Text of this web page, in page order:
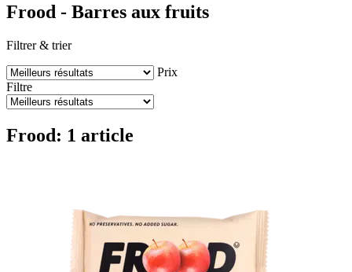
Frood - Barres aux fruits
Filtrer & trier
Prix
Filtre
Frood: 1 article